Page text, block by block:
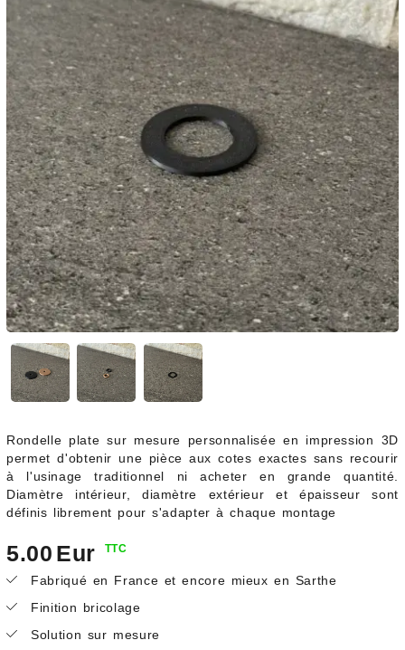
Rondelle plate sur mesure personnalisée en impression 3D
permet d'obtenir une pièce aux cotes exactes sans recourir
à l'usinage traditionnel ni acheter en grande quantité.
Diamètre intérieur, diamètre extérieur et épaisseur sont
définis librement pour s'adapter à chaque montage
5.00 Eur TTC
Fabriqué en France et encore mieux en Sarthe
Finition bricolage
Solution sur mesure